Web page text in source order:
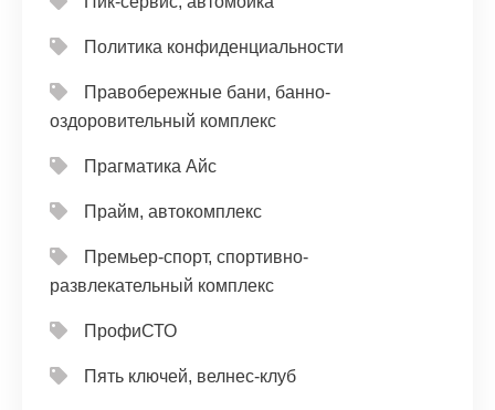
Политика конфиденциальности
Правобережные бани, банно-
оздоровительный комплекс
Прагматика Айс
Прайм, автокомплекс
Премьер-спорт, спортивно-
развлекательный комплекс
ПрофиСТО
Пять ключей, велнес-клуб